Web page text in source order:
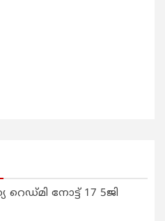
റെഡ്മി നോട്ട് 17 5ജി